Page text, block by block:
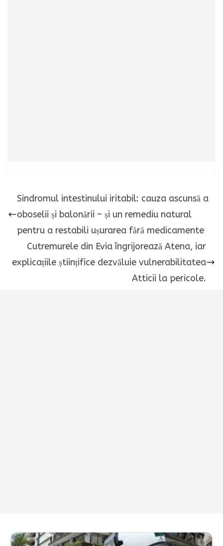
Sindromul intestinului iritabil: cauza ascunsă a
oboselii și balonării – și un remediu natural
pentru a restabili ușurarea fără medicamente
Cutremurele din Evia îngrijorează Atena, iar
explicațiile științifice dezvăluie vulnerabilitatea
Atticii la pericole.